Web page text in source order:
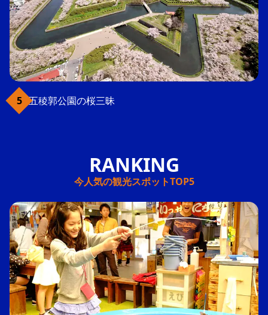
五稜郭公園の桜三昧
今人気の観光スポットTOP5